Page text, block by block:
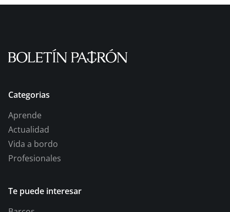
Categorias
Aprende
Actualidad
Vida a bordo
Profesionales
Te puede interesar